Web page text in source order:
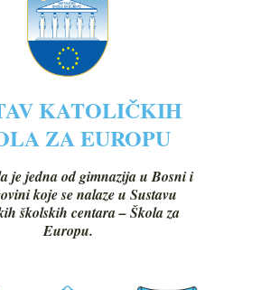
KATOLIČKIH
ZA EUROPU
je jedna od gimnazija u Bosni i
koje se nalaze u Sustavu
školskih centara – Škola za
Europu.